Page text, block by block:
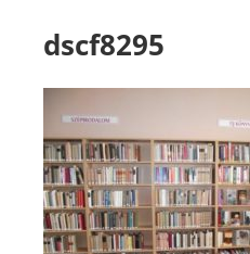
dscf8295